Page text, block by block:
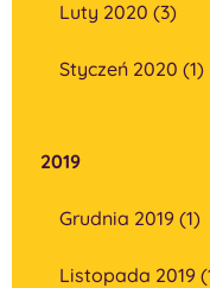
Luty 2020 (3)
Styczeń 2020 (1)
2019
Grudnia 2019 (1)
Listopada 2019